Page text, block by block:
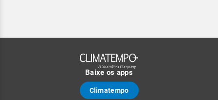
Baixe os apps
Climatempo